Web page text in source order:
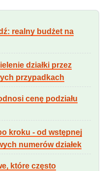
realny budżet na
działki przez
przypadkach
cenę podziału
kroku - od wstępnej
numerów działek
które często